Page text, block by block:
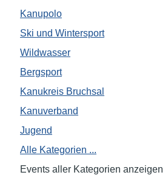
Kanupolo
Ski und Wintersport
Wildwasser
Bergsport
Kanukreis Bruchsal
Kanuverband
Jugend
Alle Kategorien ...
Events aller Kategorien anzeigen